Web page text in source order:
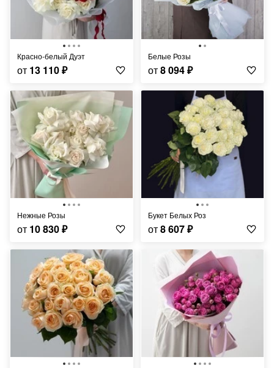
Красно-белый Дуэт
от 13 110₽
Белые Розы
от8 094₽
Нежные Розы
от 10 830₽
Букет Белых Роз
от8 607₽